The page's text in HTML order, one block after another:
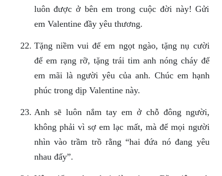
luôn được ở bên em trong cuộc đời này! Gửi
em Valentine đầy yêu thương.
Tặng niềm vui để em ngọt ngào, tặng nụ cười
để em rạng rỡ, tặng trái tim anh nóng cháy để
em mãi là người yêu của anh. Chúc em hạnh
phúc trong dịp Valentine này.
Anh sẽ luôn nắm tay em ở chỗ đông người,
không phải vì sợ em lạc mất, mà để mọi người
nhìn vào trầm trồ rằng “hai đứa nó đang yêu
nhau đấy”.